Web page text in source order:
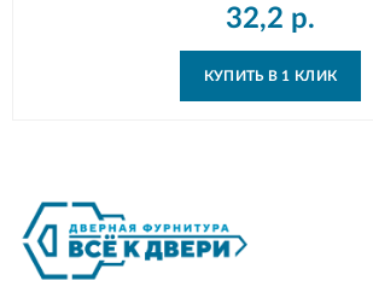
32,2 р.
КУПИТЬ В 1 КЛИК